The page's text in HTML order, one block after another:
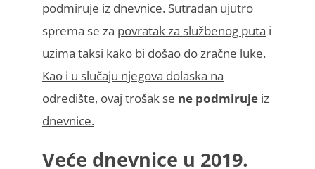
podmiruje iz dnevnice. Sutradan ujutro
sprema se za povratak za službenog puta i
uzima taksi kako bi došao do zračne luke.
Kao i u slučaju njegova dolaska na
odredište, ovaj trošak se ne podmiruje iz
dnevnice.
Veće dnevnice u 2019.